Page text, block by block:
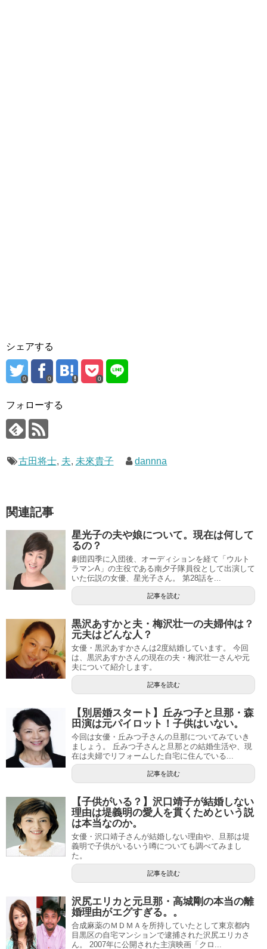
シェアする
0 0 0
フォローする
古田将士, 夫, 未來貴子 dannna
関連記事
星光子の夫や娘について。現在は何して
るの？
劇団四季に入団後、オーディションを経て「ウルト
ラマンA」の主役である南夕子隊員役として出演して
いた伝説の女優、星光子さん。 第28話を...
記事を読む
黒沢あすかと夫・梅沢壮一の夫婦仲は？
元夫はどんな人？
女優・黒沢あすかさんは2度結婚しています。 今回
は、黒沢あすかさんの現在の夫・梅沢壮一さんや元
夫について紹介します。
記事を読む
【別居婚スタート】丘みつ子と旦那・森
田演は元パイロット！子供はいない。
今回は女優・丘みつ子さんの旦那についてみていき
ましょう。 丘みつ子さんと旦那との結婚生活や、現
在は夫婦でリフォームした自宅に住んでいる...
記事を読む
【子供がいる？】沢口靖子が結婚しない
理由は堤義明の愛人を貫くためという説
は本当なのか。
女優・沢口靖子さんが結婚しない理由や、旦那は堤
義明で子供がいるいう噂についても調べてみまし
た。
記事を読む
沢尻エリカと元旦那・高城剛の本当の離
婚理由がエグすぎる。。
合成麻薬のＭＤＭＡを所持していたとして東京都内
目黒区の自宅マンションで逮捕された沢尻エリカさ
ん。 2007年に公開された主演映画「クロ...